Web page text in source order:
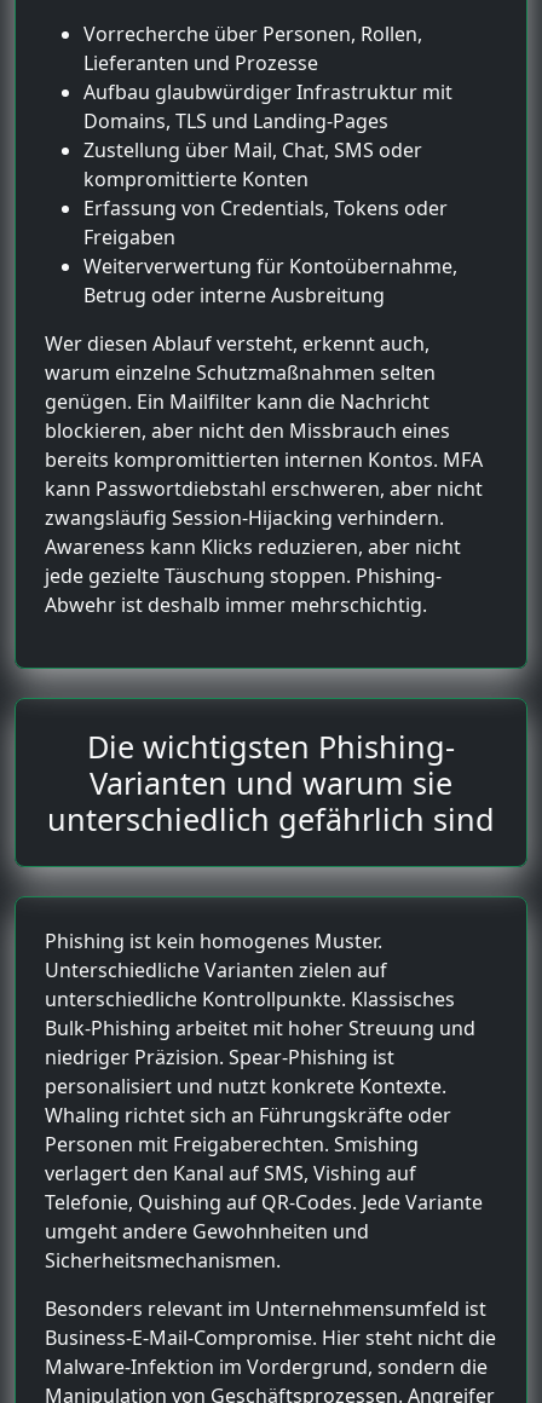
Vorrecherche über Personen, Rollen,
Lieferanten und Prozesse
Aufbau glaubwürdiger Infrastruktur mit
Domains, TLS und Landing-Pages
Zustellung über Mail, Chat, SMS oder
kompromittierte Konten
Erfassung von Credentials, Tokens oder
Freigaben
Weiterverwertung für Kontoübernahme,
Betrug oder interne Ausbreitung
Wer diesen Ablauf versteht, erkennt auch,
warum einzelne Schutzmaßnahmen selten
genügen. Ein Mailfilter kann die Nachricht
blockieren, aber nicht den Missbrauch eines
bereits kompromittierten internen Kontos. MFA
kann Passwortdiebstahl erschweren, aber nicht
zwangsläufig Session-Hijacking verhindern.
Awareness kann Klicks reduzieren, aber nicht
jede gezielte Täuschung stoppen. Phishing-
Abwehr ist deshalb immer mehrschichtig.
Die wichtigsten Phishing-
Varianten und warum sie
unterschiedlich gefährlich sind
Phishing ist kein homogenes Muster.
Unterschiedliche Varianten zielen auf
unterschiedliche Kontrollpunkte. Klassisches
Bulk-Phishing arbeitet mit hoher Streuung und
niedriger Präzision. Spear-Phishing ist
personalisiert und nutzt konkrete Kontexte.
Whaling richtet sich an Führungskräfte oder
Personen mit Freigaberechten. Smishing
verlagert den Kanal auf SMS, Vishing auf
Telefonie, Quishing auf QR-Codes. Jede Variante
umgeht andere Gewohnheiten und
Sicherheitsmechanismen.
Besonders relevant im Unternehmensumfeld ist
Business-E-Mail-Compromise. Hier steht nicht die
Malware-Infektion im Vordergrund, sondern die
Manipulation von Geschäftsprozessen. Angreifer